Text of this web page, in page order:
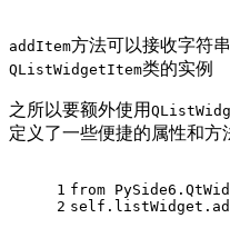
addItem方法可以接收字符
QListWidgetItem类的实例
之所以要额外使用
定义了一些便捷的属性和方
1
2
from